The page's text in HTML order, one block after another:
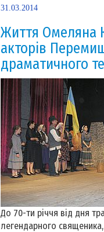
31.03.2014
Життя Омеляна
акторів
драматичного
До 70-ти річчя від дня
легендарного